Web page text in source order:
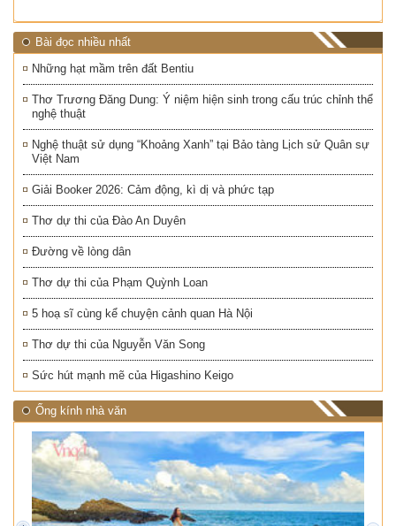
Bài đọc nhiều nhất
Những hạt mầm trên đất Bentiu
Thơ Trương Đăng Dung: Ý niệm hiện sinh trong cấu trúc chỉnh thể
nghệ thuật
Nghệ thuật sử dụng “Khoảng Xanh” tại Bảo tàng Lịch sử Quân sự
Việt Nam
Giải Booker 2026: Cảm động, kì dị và phức tạp
Thơ dự thi của Đào An Duyên
Đường về lòng dân
Thơ dự thi của Phạm Quỳnh Loan
5 hoạ sĩ cùng kể chuyện cảnh quan Hà Nội
Thơ dự thi của Nguyễn Văn Song
Sức hút mạnh mẽ của Higashino Keigo
Ống kính nhà văn